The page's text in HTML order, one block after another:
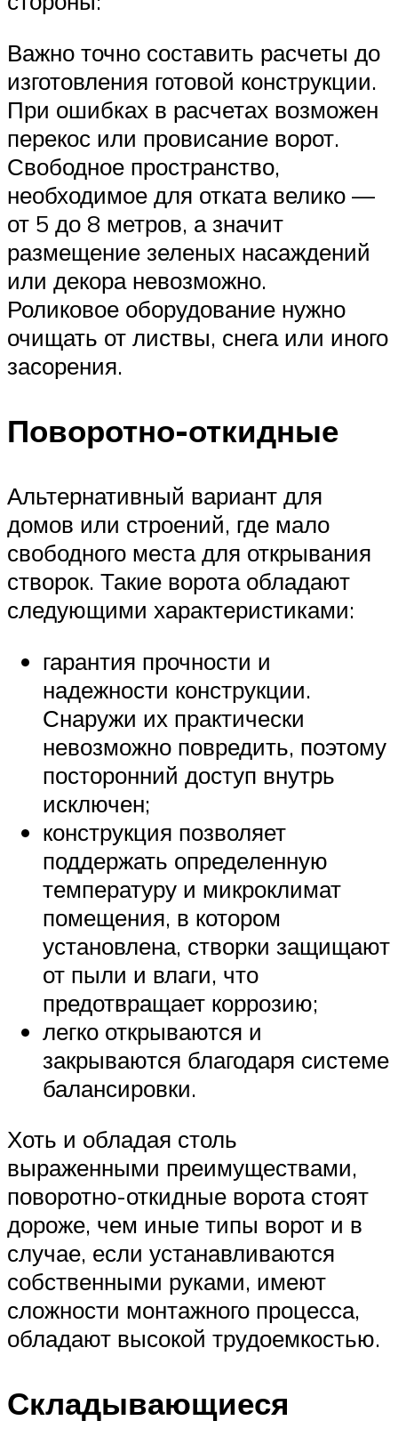
Важно точно составить расчеты до
изготовления готовой конструкции.
При ошибках в расчетах возможен
перекос или провисание ворот.
Свободное пространство,
необходимое для отката велико —
от 5 до 8 метров, а значит
размещение зеленых насаждений
или декора невозможно.
Роликовое оборудование нужно
очищать от листвы, снега или иного
засорения.
Поворотно-откидные
Альтернативный вариант для
домов или строений, где мало
свободного места для открывания
створок. Такие ворота обладают
следующими характеристиками:
гарантия прочности и
надежности конструкции.
Снаружи их практически
невозможно повредить, поэтому
посторонний доступ внутрь
исключен;
конструкция позволяет
поддержать определенную
температуру и микроклимат
помещения, в котором
установлена, створки защищают
от пыли и влаги, что
предотвращает коррозию;
легко открываются и
закрываются благодаря системе
балансировки.
Хоть и обладая столь
выраженными преимуществами,
поворотно-откидные ворота стоят
дороже, чем иные типы ворот и в
случае, если устанавливаются
собственными руками, имеют
сложности монтажного процесса,
обладают высокой трудоемкостью.
Складывающиеся